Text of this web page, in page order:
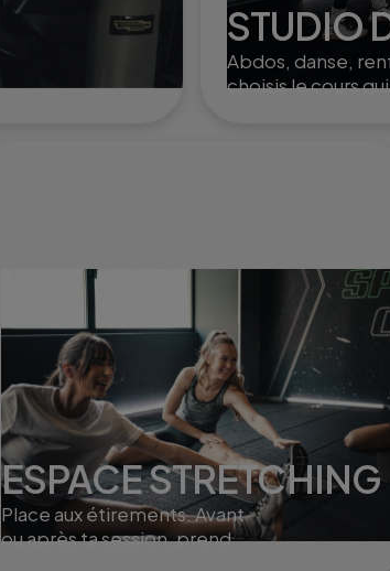
STUDIO
Abdos, danse,
choisis le cours
ESPACE STRETCHING
Place aux étirements. Avant
ou après ta session, prends